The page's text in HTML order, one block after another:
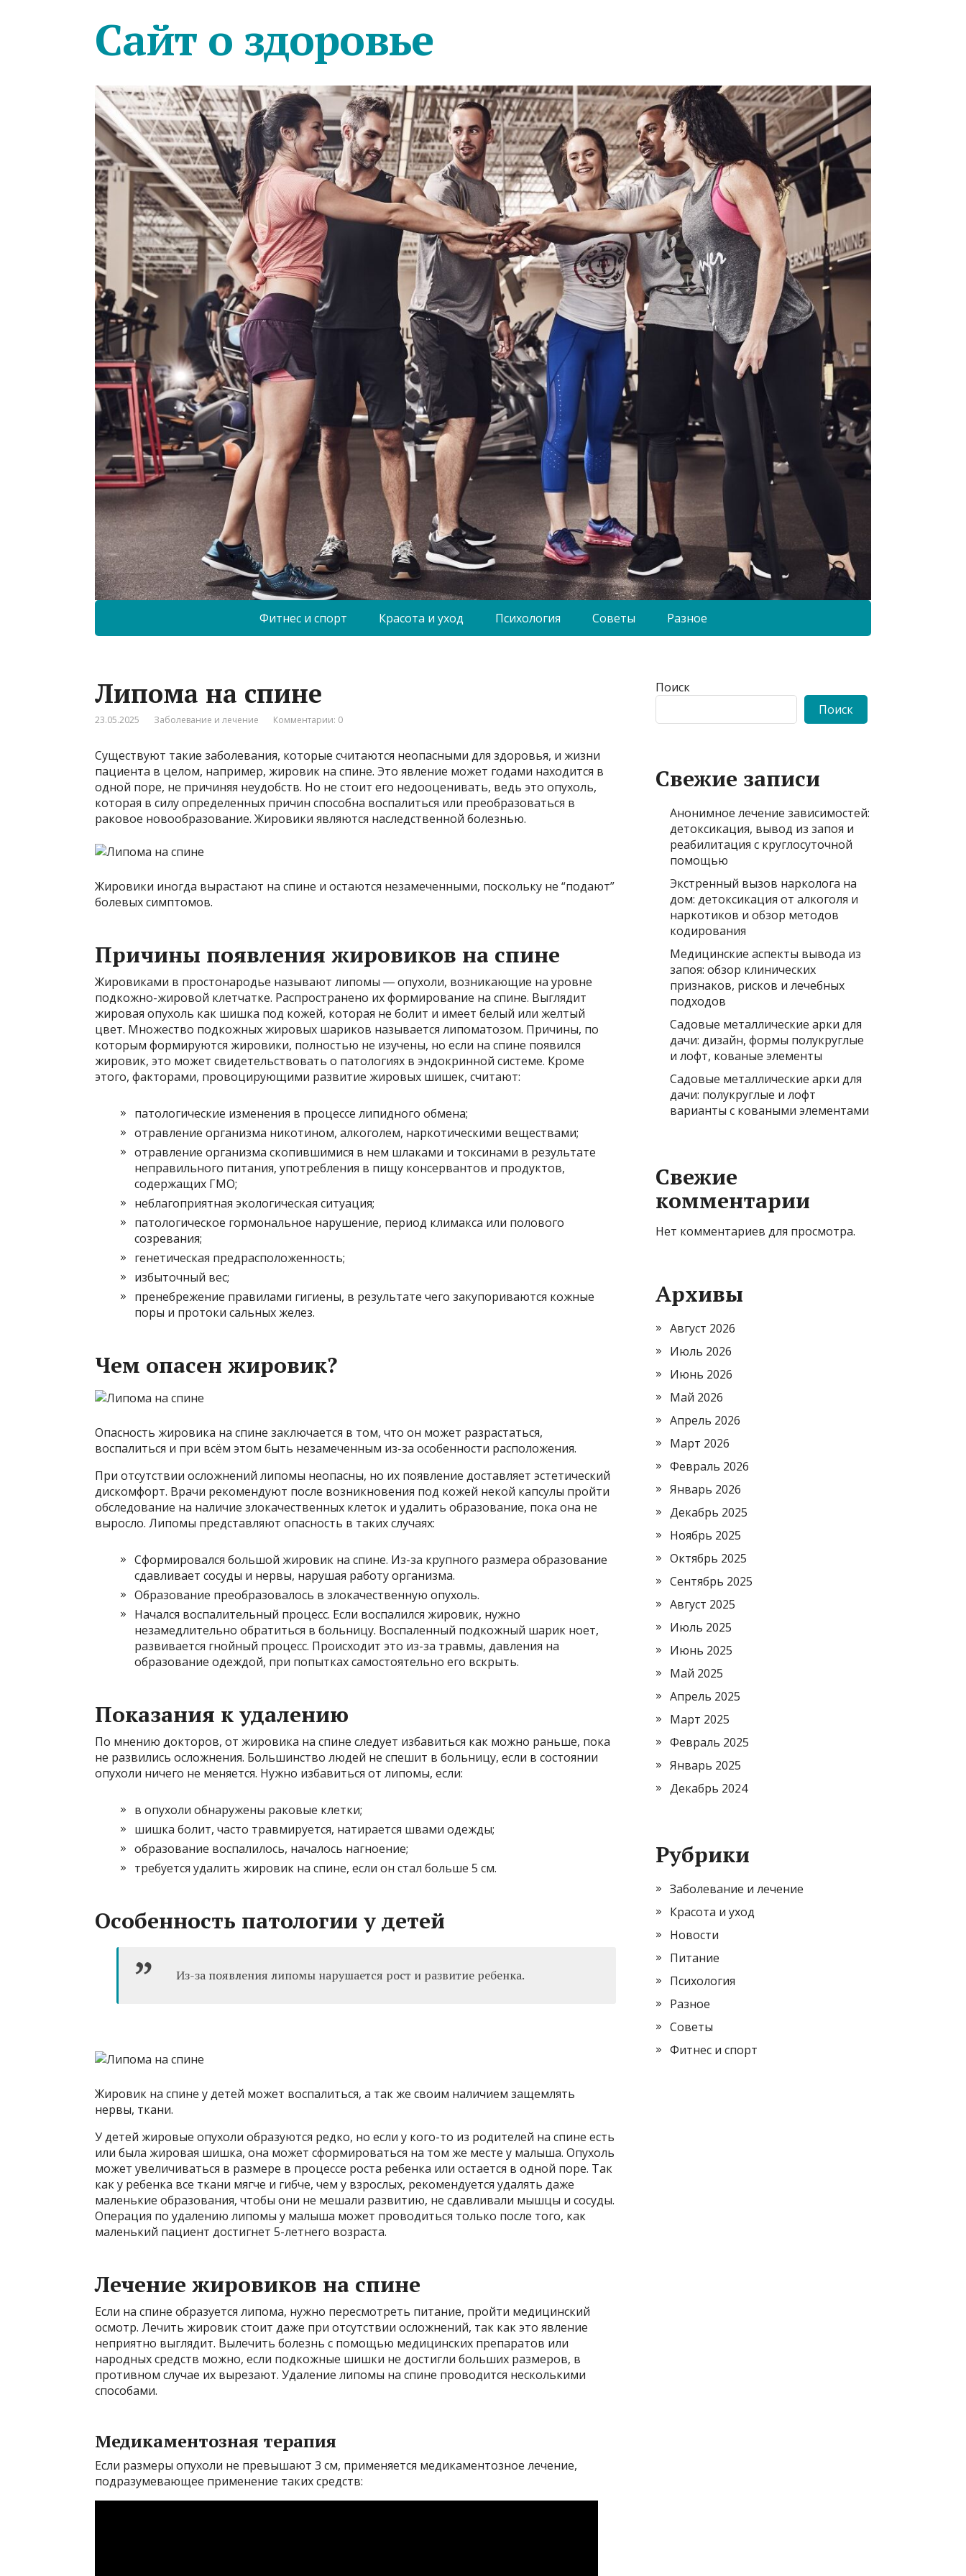
Сайт о здоровье
Фитнес и спорт Красота и уход Психология Советы Разное
Липома на спине
23.05.2025 Заболевание и лечение Комментарии: 0
Существуют такие заболевания, которые считаются неопасными для здоровья, и жизни
пациента в целом, например, жировик на спине. Это явление может годами находится в
одной поре, не причиняя неудобств. Но не стоит его недооценивать, ведь это опухоль,
которая в силу определенных причин способна воспалиться или преобразоваться в
раковое новообразование. Жировики являются наследственной болезнью.
Жировики иногда вырастают на спине и остаются незамеченными, поскольку не “подают”
болевых симптомов.
Причины появления жировиков на спине
Жировиками в простонародье называют липомы ― опухоли, возникающие на уровне
подкожно-жировой клетчатке. Распространено их формирование на спине. Выглядит
жировая опухоль как шишка под кожей, которая не болит и имеет белый или желтый
цвет. Множество подкожных жировых шариков называется липоматозом. Причины, по
которым формируются жировики, полностью не изучены, но если на спине появился
жировик, это может свидетельствовать о патологиях в эндокринной системе. Кроме
этого, факторами, провоцирующими развитие жировых шишек, считают:
патологические изменения в процессе липидного обмена;
отравление организма никотином, алкоголем, наркотическими веществами;
отравление организма скопившимися в нем шлаками и токсинами в результате
неправильного питания, употребления в пищу консервантов и продуктов,
содержащих ГМО;
неблагоприятная экологическая ситуация;
патологическое гормональное нарушение, период климакса или полового
созревания;
генетическая предрасположенность;
избыточный вес;
пренебрежение правилами гигиены, в результате чего закупориваются кожные
поры и протоки сальных желез.
Чем опасен жировик?
Опасность жировика на спине заключается в том, что он может разрастаться,
воспалиться и при всём этом быть незамеченным из-за особенности расположения.
При отсутствии осложнений липомы неопасны, но их появление доставляет эстетический
дискомфорт. Врачи рекомендуют после возникновения под кожей некой капсулы пройти
обследование на наличие злокачественных клеток и удалить образование, пока она не
выросло. Липомы представляют опасность в таких случаях:
Сформировался большой жировик на спине. Из-за крупного размера образование
сдавливает сосуды и нервы, нарушая работу организма.
Образование преобразовалось в злокачественную опухоль.
Начался воспалительный процесс. Если воспалился жировик, нужно
незамедлительно обратиться в больницу. Воспаленный подкожный шарик ноет,
развивается гнойный процесс. Происходит это из-за травмы, давления на
образование одеждой, при попытках самостоятельно его вскрыть.
Показания к удалению
По мнению докторов, от жировика на спине следует избавиться как можно раньше, пока
не развились осложнения. Большинство людей не спешит в больницу, если в состоянии
опухоли ничего не меняется. Нужно избавиться от липомы, если:
в опухоли обнаружены раковые клетки;
шишка болит, часто травмируется, натирается швами одежды;
образование воспалилось, началось нагноение;
требуется удалить жировик на спине, если он стал больше 5 см.
Особенность патологии у детей
Из-за появления липомы нарушается рост и развитие ребенка.
Жировик на спине у детей может воспалиться, а так же своим наличием защемлять
нервы, ткани.
У детей жировые опухоли образуются редко, но если у кого-то из родителей на спине есть
или была жировая шишка, она может сформироваться на том же месте у малыша. Опухоль
может увеличиваться в размере в процессе роста ребенка или остается в одной поре. Так
как у ребенка все ткани мягче и гибче, чем у взрослых, рекомендуется удалять даже
маленькие образования, чтобы они не мешали развитию, не сдавливали мышцы и сосуды.
Операция по удалению липомы у малыша может проводиться только после того, как
маленький пациент достигнет 5-летнего возраста.
Лечение жировиков на спине
Если на спине образуется липома, нужно пересмотреть питание, пройти медицинский
осмотр. Лечить жировик стоит даже при отсутствии осложнений, так как это явление
неприятно выглядит. Вылечить болезнь с помощью медицинских препаратов или
народных средств можно, если подкожные шишки не достигли больших размеров, в
противном случае их вырезают. Удаление липомы на спине проводится несколькими
способами.
Медикаментозная терапия
Если размеры опухоли не превышают 3 см, применяется медикаментозное лечение,
подразумевающее применение таких средств:
Поиск
Поиск
Свежие записи
Анонимное лечение зависимостей:
детоксикация, вывод из запоя и
реабилитация с круглосуточной
помощью
Экстренный вызов нарколога на
дом: детоксикация от алкоголя и
наркотиков и обзор методов
кодирования
Медицинские аспекты вывода из
запоя: обзор клинических
признаков, рисков и лечебных
подходов
Садовые металлические арки для
дачи: дизайн, формы полукруглые
и лофт, кованые элементы
Садовые металлические арки для
дачи: полукруглые и лофт
варианты с коваными элементами
Свежие
комментарии
Нет комментариев для просмотра.
Архивы
Август 2026
Июль 2026
Июнь 2026
Май 2026
Апрель 2026
Март 2026
Февраль 2026
Январь 2026
Декабрь 2025
Ноябрь 2025
Октябрь 2025
Сентябрь 2025
Август 2025
Июль 2025
Июнь 2025
Май 2025
Апрель 2025
Март 2025
Февраль 2025
Январь 2025
Декабрь 2024
Рубрики
Заболевание и лечение
Красота и уход
Новости
Питание
Психология
Разное
Советы
Фитнес и спорт